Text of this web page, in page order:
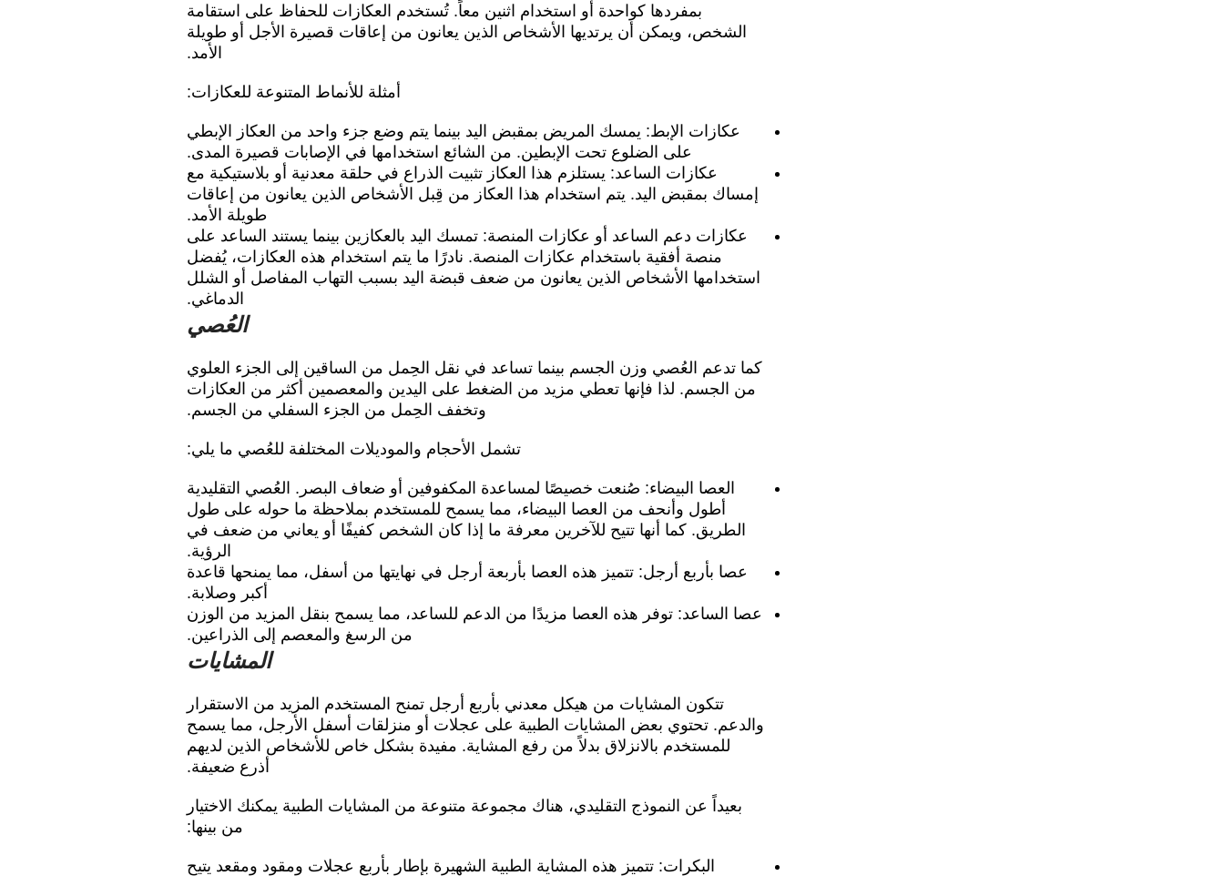
بمفردها كواحدة أو استخدام اثنين معاً. تُستخدم العكازات للحفاظ على استقامة
الشخص، ويمكن أن يرتديها الأشخاص الذين يعانون من إعاقات قصيرة الأجل أو طويلة
الأمد.
أمثلة للأنماط المتنوعة للعكازات:
عكازات الإبط: يمسك المريض بمقبض اليد بينما يتم وضع جزء واحد من العكاز الإبطي
على الضلوع تحت الإبطين. من الشائع استخدامها في الإصابات قصيرة المدى.
عكازات الساعد: يستلزم هذا العكاز تثبيت الذراع في حلقة معدنية أو بلاستيكية مع
إمساك بمقبض اليد. يتم استخدام هذا العكاز من قِبل الأشخاص الذين يعانون من إعاقات
طويلة الأمد.
عكازات دعم الساعد أو عكازات المنصة: تمسك اليد بالعكازين بينما يستند الساعد على
منصة أفقية باستخدام عكازات المنصة. نادرًا ما يتم استخدام هذه العكازات، يُفضل
استخدامها الأشخاص الذين يعانون من ضعف قبضة اليد بسبب التهاب المفاصل أو الشلل
الدماغي.
العُصي
كما تدعم العُصي وزن الجسم بينما تساعد في نقل الحِمل من الساقين إلى الجزء العلوي
من الجسم. لذا فإنها تعطي مزيد من الضغط على اليدين والمعصمين أكثر من العكازات
وتخفف الحِمل من الجزء السفلي من الجسم.
تشمل الأحجام والموديلات المختلفة للعُصي ما يلي:
العصا البيضاء: صُنعت خصيصًا لمساعدة المكفوفين أو ضعاف البصر. العُصي التقليدية
أطول وأنحف من العصا البيضاء، مما يسمح للمستخدم بملاحظة ما حوله على طول
الطريق. كما أنها تتيح للآخرين معرفة ما إذا كان الشخص كفيفًا أو يعاني من ضعف في
الرؤية.
عصا بأربع أرجل: تتميز هذه العصا بأربعة أرجل في نهايتها من أسفل، مما يمنحها قاعدة
أكبر وصلابة.
عصا الساعد: توفر هذه العصا مزيدًا من الدعم للساعد، مما يسمح بنقل المزيد من الوزن
من الرسغ والمعصم إلى الذراعين.
المشايات
تتكون المشايات من هيكل معدني بأربع أرجل تمنح المستخدم المزيد من الاستقرار
والدعم. تحتوي بعض المشايات الطبية على عجلات أو منزلقات أسفل الأرجل، مما يسمح
للمستخدم بالانزلاق بدلاً من رفع المشاية. مفيدة بشكل خاص للأشخاص الذين لديهم
أذرع ضعيفة.
بعيداً عن النموذج التقليدي، هناك مجموعة متنوعة من المشايات الطبية يمكنك الاختيار
من بينها:
البكرات: تتميز هذه المشاية الطبية الشهيرة بإطار بأربع عجلات ومقود ومقعد يتيح